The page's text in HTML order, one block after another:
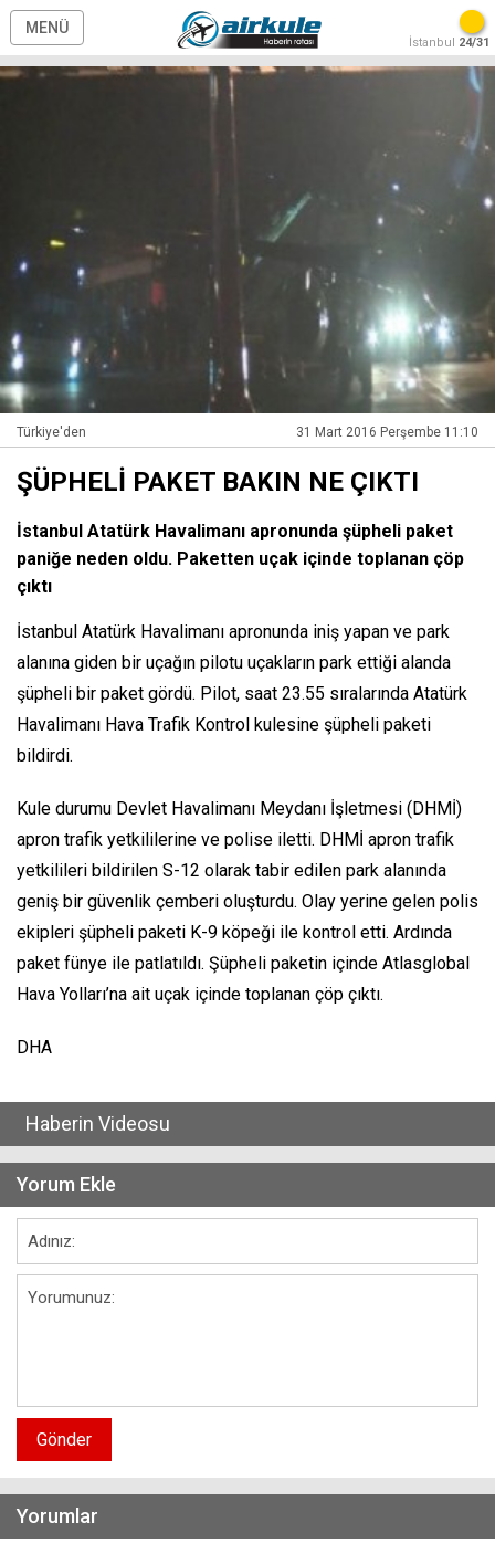
MENÜ
İstanbul 24/31
Türkiye'den 31 Mart 2016 Perşembe 11:10
ŞÜPHELİ PAKET BAKIN NE ÇIKTI
İstanbul Atatürk Havalimanı apronunda şüpheli paket
paniğe neden oldu. Paketten uçak içinde toplanan çöp
çıktı
İstanbul Atatürk Havalimanı apronunda iniş yapan ve park
alanına giden bir uçağın pilotu uçakların park ettiği alanda
şüpheli bir paket gördü. Pilot, saat 23.55 sıralarında Atatürk
Havalimanı Hava Trafik Kontrol kulesine şüpheli paketi
bildirdi.
Kule durumu Devlet Havalimanı Meydanı İşletmesi (DHMİ)
apron trafik yetkililerine ve polise iletti. DHMİ apron trafik
yetkilileri bildirilen S-12 olarak tabir edilen park alanında
geniş bir güvenlik çemberi oluşturdu. Olay yerine gelen polis
ekipleri şüpheli paketi K-9 köpeği ile kontrol etti. Ardında
paket fünye ile patlatıldı. Şüpheli paketin içinde Atlasglobal
Hava Yolları’na ait uçak içinde toplanan çöp çıktı.
DHA
Haberin Videosu
Yorum Ekle
Gönder
Yorumlar